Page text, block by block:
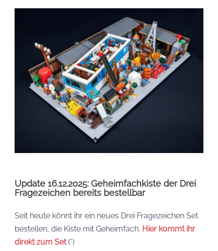
Update 16.12.2025: Geheimfachkiste der Drei
Fragezeichen bereits bestellbar
Seit heute könnt ihr ein neues Drei Fragezeichen Set
bestellen, die Kiste mit Geheimfach. Hier kommt ihr
direkt zum Set(*)